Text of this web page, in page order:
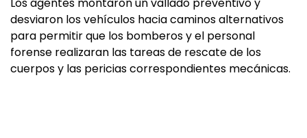
desviaron los vehículos hacia caminos alternativos
para permitir que los bomberos y el personal
forense realizaran las tareas de rescate de los
cuerpos y las pericias correspondientes mecánicas.